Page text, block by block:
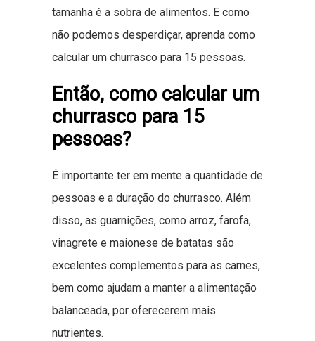
tamanha é a sobra de alimentos. E como
não podemos desperdiçar, aprenda como
calcular um churrasco para 15 pessoas.
Então, como calcular um
churrasco para 15
pessoas?
É importante ter em mente a quantidade de
pessoas e a duração do churrasco. Além
disso, as guarnições, como arroz, farofa,
vinagrete e maionese de batatas são
excelentes complementos para as carnes,
bem como ajudam a manter a alimentação
balanceada, por oferecerem mais
nutrientes.